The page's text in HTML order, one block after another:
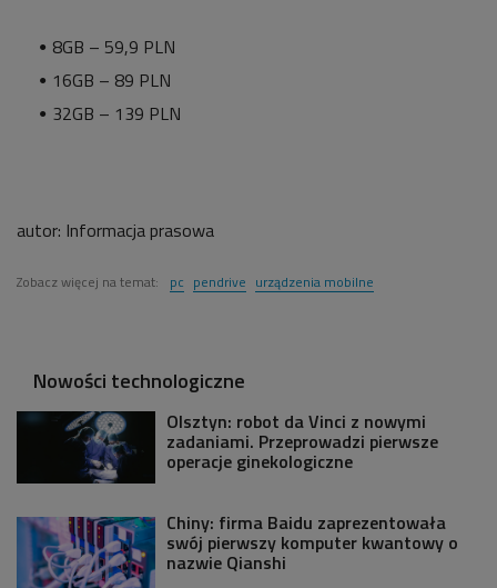
8GB – 59,9 PLN
16GB – 89 PLN
32GB – 139 PLN
autor: Informacja prasowa
Zobacz więcej na temat: pc pendrive urządzenia mobilne
Nowości technologiczne
Olsztyn: robot da Vinci z nowymi
zadaniami. Przeprowadzi pierwsze
operacje ginekologiczne
Chiny: firma Baidu zaprezentowała
swój pierwszy komputer kwantowy o
nazwie Qianshi